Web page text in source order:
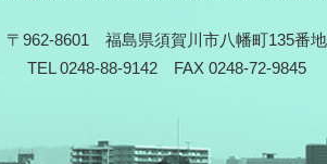
〒962-8601 福島県須賀川市八幡町135番地
TEL 0248-88-9142 FAX 0248-72-9845